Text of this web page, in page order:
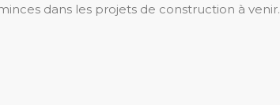
dans les projets de construction à venir.